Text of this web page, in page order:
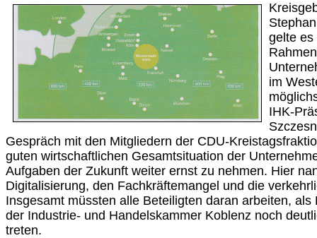
gelte es
im
IHK-
Gespräch mit den Mitgliedern der CDU-
guten wirtschaftlichen Gesamtsituation der
Aufgaben der Zukunft weiter ernst zu nehmen. Hier
Digitalisierung, den Fachkräftemangel und die
Insgesamt müssten alle Beteiligten daran arbeiten,
der Industrie- und Handelskammer Koblenz noch
treten.